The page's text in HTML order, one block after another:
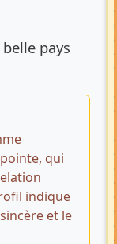
pays
qui
indique
et le